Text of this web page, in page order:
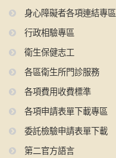
身心障礙者各項連結專區
行政相驗專區
衛生保健志工
各區衛生所門診服務
各項費用收費標準
各項申請表單下載專區
委託檢驗申請表單下載
第二官方語言